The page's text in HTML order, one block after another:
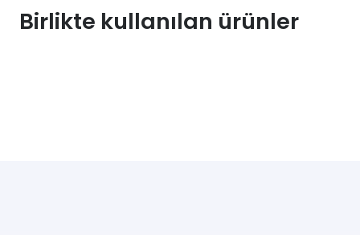
Birlikte kullanılan ürünler